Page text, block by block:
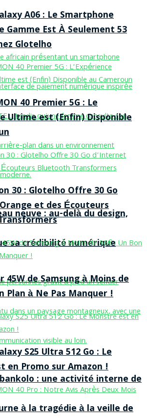
neuve : au-delà du design,
sa crédibilité numérique
: une activité interne de
à la tragédie à la veille de
A06 : Le Smartphone
Gamme Est À Seulement 53
Glotelho
40 Premier 5G : Le
Ultime est (Enfin) Disponible
30 : Glotelho Offre 30 Go
et des Écouteurs
45W de Samsung à Moins de
Plan à Ne Pas Manquer !
S25 Ultra 512 Go : Le
en Promo sur Amazon !